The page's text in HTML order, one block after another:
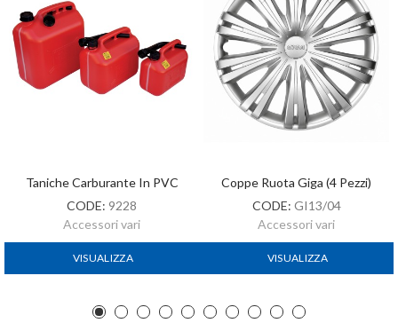
Taniche Carburante In PVC
CODE: 9228
Accessori vari
VISUALIZZA
Coppe Ruota Giga (4 Pezzi)
CODE: GI13/04
Accessori vari
VISUALIZZA